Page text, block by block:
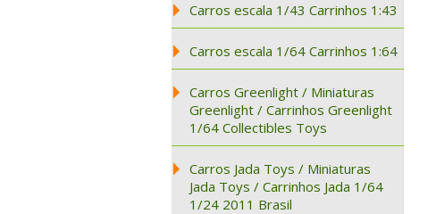
Carros escala 1/43 Carrinhos 1:43
Carros escala 1/64 Carrinhos 1:64
Carros Greenlight / Miniaturas
Greenlight / Carrinhos Greenlight
1/64 Collectibles Toys
Carros Jada Toys / Miniaturas
Jada Toys / Carrinhos Jada 1/64
1/24 2011 Brasil